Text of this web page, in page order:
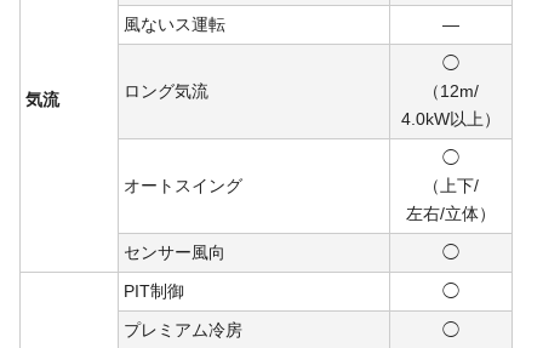
気流
風ないス運転
―
ロング気流
◯
（12m/
4.0kW以上）
オートスイング
◯
（上下/
左右/立体）
センサー風向
◯
PIT制御
◯
プレミアム冷房
◯